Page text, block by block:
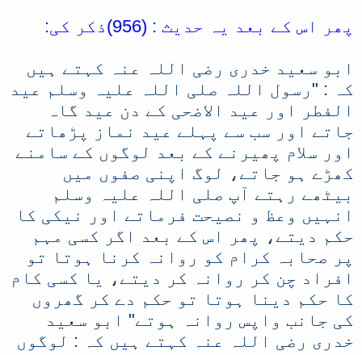
پھر اس کے بعد یہ حدیث : (956)ذکر کی:
ابو سعید خدری رضی اللہ عنہ کہتے ہیں
کہ : "رسول اللہ صلی اللہ علیہ وسلم عید
الفطر اور عید الاضحی کے دن عید گاہ
جاتے اور سب سے پہلے عید نماز پڑھاتے
اور سلام پھیرنے کے بعد لوگوں کے سامنے
کھڑے ہو جاتے، لوگ اپنی صفوں میں
بیٹھے رہتے آپ صلی اللہ علیہ وسلم
انہیں وعظ و نصیحت فرماتے اور نیکی کا
حکم دیتے، پھر اس کے بعد اگر کسی مہم
پر صحابہ کرام کو روانہ کرنا ہوتا تو
افراد چن کر روانہ کر دیتے، یا کسی کام
کا حکم دینا ہوتا تو حکم دے کر گھروں
کی جانب واپس روانہ ہوتے" ابو سعید
خدری رضی اللہ عنہ کہتے ہیں کہ : لوگوں